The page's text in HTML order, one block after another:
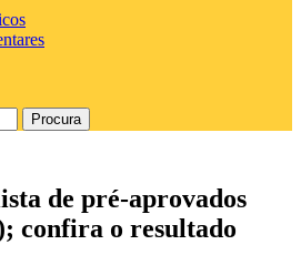
Procura
de pré-aprovados
confira o resultado